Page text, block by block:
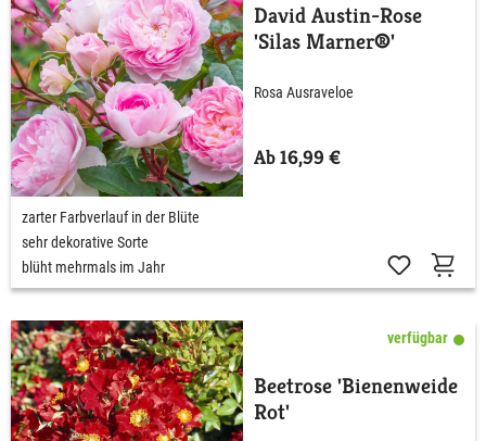
David Austin-Rose
'Silas Marner®'
Rosa Ausraveloe
Ab 16,99 €
zarter Farbverlauf in der Blüte
sehr dekorative Sorte
blüht mehrmals im Jahr
verfügbar
Beetrose 'Bienenweide
Rot'